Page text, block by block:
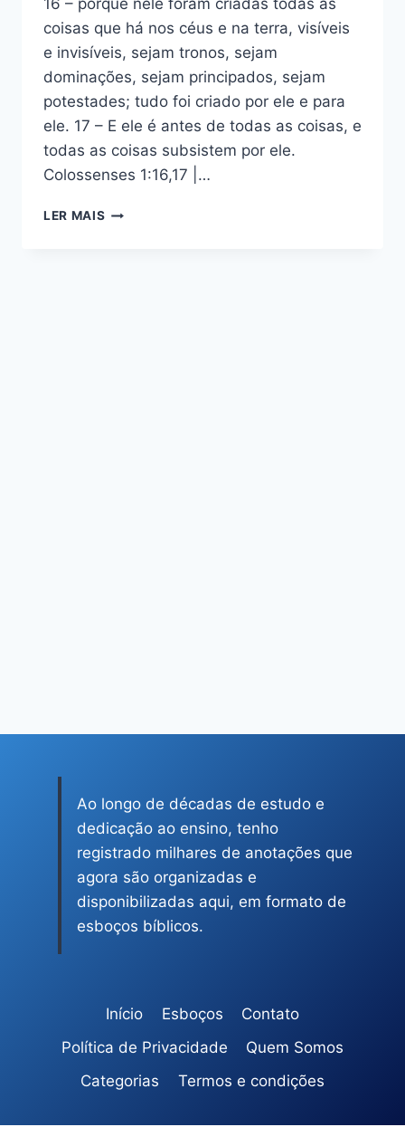
16 – porque nele foram criadas todas as
coisas que há nos céus e na terra, visíveis
e invisíveis, sejam tronos, sejam
dominações, sejam principados, sejam
potestades; tudo foi criado por ele e para
ele. 17 – E ele é antes de todas as coisas, e
todas as coisas subsistem por ele.
Colossenses 1:16,17 |…
LER MAIS ESBOÇO
Ao longo de décadas de estudo e
dedicação ao ensino, tenho
registrado milhares de anotações que
agora são organizadas e
disponibilizadas aqui, em formato de
esboços bíblicos.
Início Esboços
Contato
Política de Privacidade
Quem Somos
Categorias
Termos e condições